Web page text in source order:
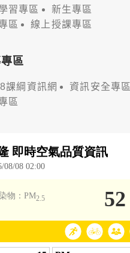
習專區
新生專區
區
線上授課專區
區
課綱資訊網
資訊安全專區
區